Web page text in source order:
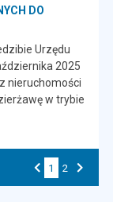
DO
Urzędu
2025
nieruchomości
w trybie
1 2